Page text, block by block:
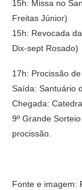
15h: Missa no
Freitas Júnior)
15h: Revocada
Dix-sept Rosado)
17h: Procissão
Saída: Santuário
Chegada:
9º Grande
procissão.
Fonte e imagem: